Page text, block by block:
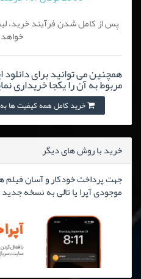
پس از کامل شدن فرآیند خرید،
همچنین می توانید برای
مربوط به آن را یکجا خریداری
خرید کامل همه کیفیت ها به صورت
خرید با روش های دیگر
جهت پرداخت خودکار و آسان فیلم
موجودی آپرا یا تالی به نسخه